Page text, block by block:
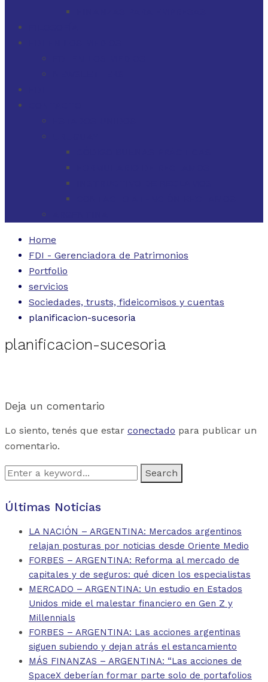
Home
FDI - Gerenciadora de Patrimonios
Portfolio
servicios
Sociedades, trusts, fideicomisos y cuentas
planificacion-sucesoria
planificacion-sucesoria
Deja un comentario
Lo siento, tenés que estar conectado para publicar un
comentario.
Search
Últimas Noticias
LA NACIÓN – ARGENTINA: Mercados argentinos
relajan posturas por noticias desde Oriente Medio
FORBES – ARGENTINA: Reforma al mercado de
capitales y de seguros: qué dicen los especialistas
MERCADO – ARGENTINA: Un estudio en Estados
Unidos mide el malestar financiero en Gen Z y
Millennials
FORBES – ARGENTINA: Las acciones argentinas
siguen subiendo y dejan atrás el estancamiento
MÁS FINANZAS – ARGENTINA: “Las acciones de
SpaceX deberían formar parte solo de portafolios